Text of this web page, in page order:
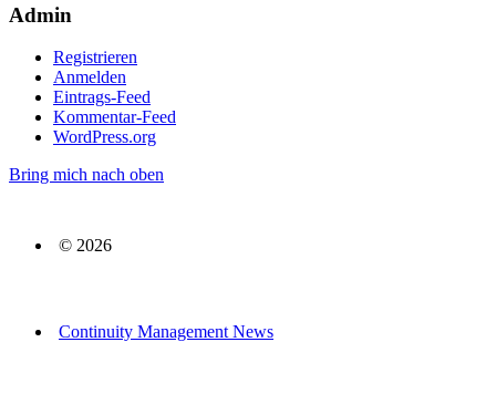
Admin
Registrieren
Anmelden
Eintrags-Feed
Kommentar-Feed
WordPress.org
Bring mich nach oben
© 2026
Continuity Management News